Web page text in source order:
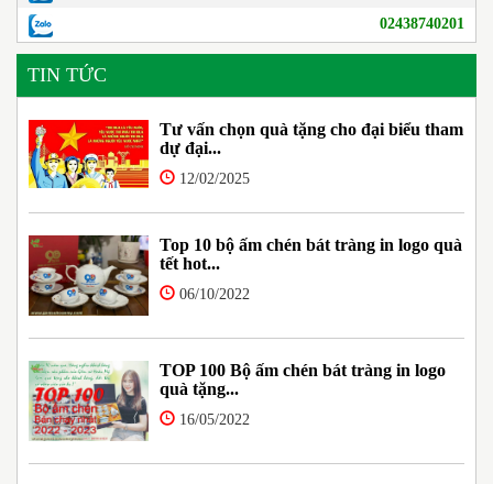
02438740201
TIN TỨC
Tư vấn chọn quà tặng cho đại biểu tham
dự đại...
12/02/2025
Top 10 bộ ấm chén bát tràng in logo quà
tết hot...
06/10/2022
TOP 100 Bộ ấm chén bát tràng in logo
quà tặng...
16/05/2022